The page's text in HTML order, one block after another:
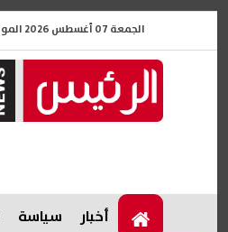
الجمعة 07 أغسطس 2026 الموافق 24 صفر 1448
أخبار سياسة